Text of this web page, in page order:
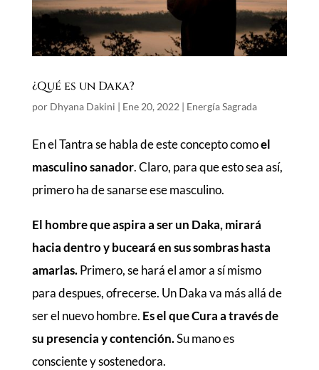
¿Qué es un Daka?
por Dhyana Dakini | Ene 20, 2022| Energía Sagrada
En el Tantra se habla de este concepto comoel
masculino sanador. Claro, para que esto sea así,
primero ha de sanarse ese masculino.
El hombre que aspira a ser un Daka, mirará
hacia dentro y buceará en sus sombras hasta
amarlas.Primero, se hará el amor a sí mismo
para despues, ofrecerse. Un Daka va más allá de
ser el nuevo hombre. Es el que Cura a través de
su presencia y contención.Su mano es
consciente y sostenedora.